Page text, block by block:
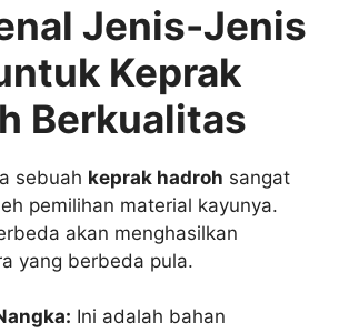
Jenis-Jenis
Keprak
Berkualitas
sebuah keprak hadroh sangat
pemilihan material kayunya.
akan menghasilkan
yang berbeda pula.
Ini adalah bahan